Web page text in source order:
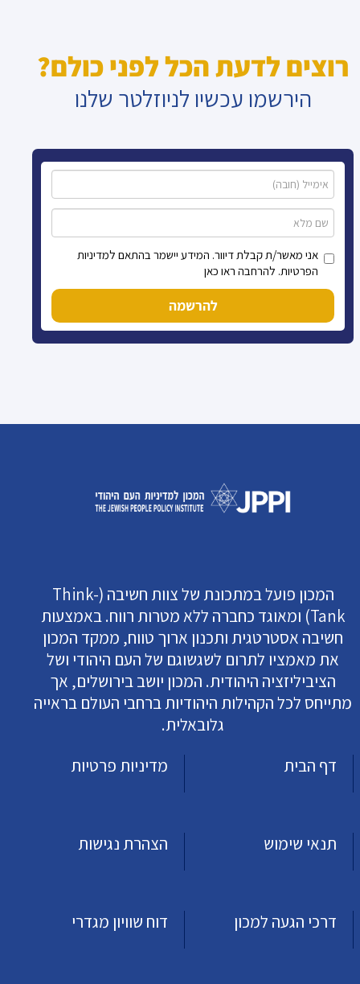
רוצים לדעת הכל לפני כולם?
הירשמו עכשיו לניוזלטר שלנו
אני מאשר/ת קבלת דיוור. המידע יישמר בהתאם למדיניות
הפרטיות. להרחבה ראו כאן
להרשמה
המכון פועל במתכונת של צוות חשיבה (Think-
Tank) ומאוגד כחברה ללא מטרות רווח. באמצעות
חשיבה אסטרטגית ותכנון ארוך טווח, ממקד המכון
את מאמציו לתרום לשגשוגם של העם היהודי ושל
הציביליזציה היהודית. המכון יושב בירושלים, אך
מתייחס לכל הקהילות היהודיות ברחבי העולם בראייה
גלובאלית.
דף הבית
מדיניות פרטיות
תנאי שימוש הצהרת נגישות
דרכי הגעה למכון דוח שוויון מגדרי